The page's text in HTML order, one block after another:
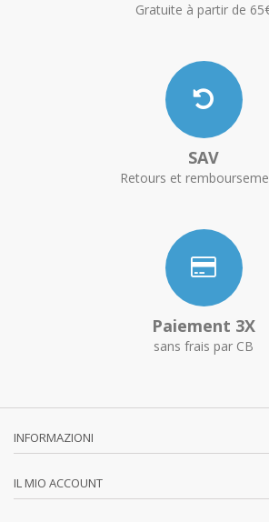
Gratuite à partir de
SAV
Retours et
Paiement 3X
sans frais par CB
INFORMAZIONI
IL MIO ACCOUNT